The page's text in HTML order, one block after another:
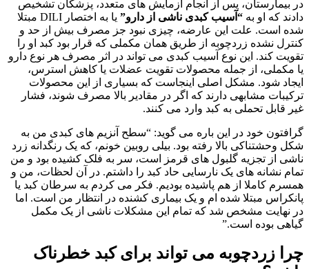
در بیمارستان، پس از انجام آزمایش های متعدد، پزشکان تشخیص
دادند که او به “آسیب کبدی ناشی از دارو”
یا به اختصار DILI مبتلا
شده است. علت این عارضه، چیزی نبود جز مصرف بیش از حد و
کنترل نشده زردچوبه از طریق همان مکملی که قرار بود کبد او را
تقویت کند. این نوع آسیب کبدی می تواند در اثر مصرف هر نوع دارو
یا مکملی، از جمله محصولات تقویت عضلات یا کاهش استرس،
ایجاد شود. مشکل اصلی اینجاست که بسیاری از این محصولات
ترکیبات مشابهی دارند که اگر در مقادیر بالا مصرف شوند، فشار
غیر قابل تحملی به کبد وارد می کنند.
گرافتون خود در این باره می گوید: “سطح آنزیم های کبدی من به
شکل وحشتناکی بالا رفته بود. بیلی روبین خونم، که یک رنگدانه زرد
ناشی از تجزیه گلبول های قرمز است، سر به فلک کشیده بود و من
تمام نشانه های یک نارسایی حاد کبد را داشتم. در آن لحظات، من و
همسرم کاملا از هم پاشیده بودیم. فکر می کردم به سرطان کبد یا
پانکراس مبتلا شده ام و یک بیماری کشنده در انتظار من است. اما
در نهایت مشخص شد که تمام این مشکلات ناشی از یک مکمل
گیاهی بوده است.”
چرا زردچوبه می تواند برای کبد خطرناک